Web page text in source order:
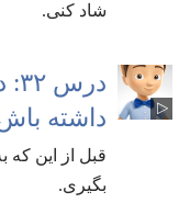
شاد کنی.‏
داشته
قبل از این که
بگیری.‏